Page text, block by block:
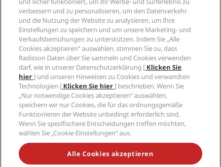
Familienfreundliche Hotels
Gesundheit & Sicherheit
Karriere RHG
Karriere PPHE
Karrieren EHL
The Club by RHG
Entwicklungsmöglichkeiten
Responsible Business – Unser Engagement
Einkauf
Privacy Centre
Rechtliche Hinweise
Radisson Rewards Geschäftsbedingungen
Website-Nutzungsvereinbarung
Digitale Barrierefreiheit
Moderne Sklaverei – Erklärung
Hilfe
Verbrauchermeldungen
Kontakt
FAQ
Inhaltsübersicht
Soziale Medien
Marken von Radisson Hotels
VERPASSEN SIE NIEMALS UNSERE BELIEBTESTEN
ANGEBOTE
verbessern und zu personalisieren, um den Datenverkehr
und die Nutzung der Website zu analysieren, um Ihre
Einstellungen zu speichern und um unsere Marketing- und
Verkaufsbemühungen zu unterstützen. Indem Sie „Alle
Cookies akzeptieren“ auswählen, stimmen Sie zu, dass
Radisson Daten über Sie sammeln und Cookies verwenden
darf, wie in unserer Datenschutzerklärung [ Klicken Sie
hier] und unseren Hinweisen zu Cookies und verwandten
Technologien [ Klicken Sie hier] beschrieben. Wenn Sie
„Nur notwendige Cookies akzeptieren“ auswählen,
speichern wir nur Cookies, die für das ordnungsgemäße
Funktionieren der Website unbedingt erforderlich sind.
Wenn Sie spezifischere Entscheidungen treffen möchten,
wählen Sie „Cookie-Einstellungen“ aus.
Alle Cookies akzeptieren